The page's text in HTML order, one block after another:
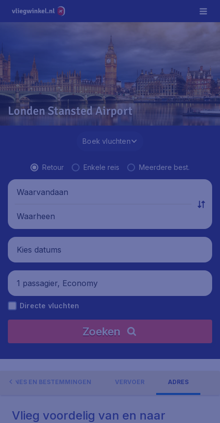
Londen Stansted Airport
Boek vluchten
Retour Enkele reis Meerdere best.
Waarvandaan
Waarheen
Kies datums
1 passagier, Economy
Directe vluchten
Zoeken
EN BESTEMMINGEN VERVOER ADRES
Vlieg voordelig van en naar